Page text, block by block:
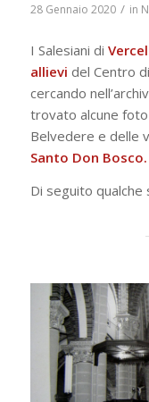
28 Gennaio 2020 / in
I Salesiani di
allievi del Centro
cercando
trovato alcune foto
Belvedere e delle
Santo Don Bosco.
Di seguito qualche